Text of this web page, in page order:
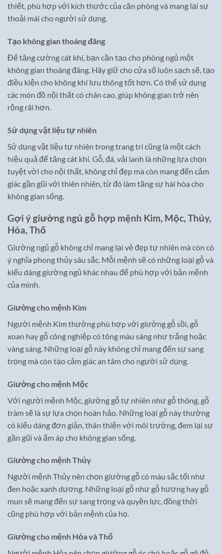
thiết, phù hợp với kích thước của căn phòng và mang lại sự
thoải mái cho người sử dụng.
Tạo không gian thoáng đãng
Để tăng cường cát khí, bạn cần tạo cho phòng ngủ một
không gian thoáng đãng. Hãy giữ cho cửa sổ luôn sạch sẽ, tạo
điều kiện cho không khí lưu thông tốt hơn. Có thể sử dụng
các món đồ nội thất có chân cao, giúp không gian trở nên
rộng rãi hơn.
Sử dụng vật liệu tự nhiên
Sử dụng vật liệu tự nhiên trong trang trí cũng là một cách
hiệu quả để tăng cát khí. Gỗ, đá, vải lanh là những lựa chọn
tuyệt vời cho nội thất, không chỉ đẹp mà còn mang đến cảm
giác gần gũi với thiên nhiên, từ đó làm tăng sự hài hòa cho
không gian sống.
Gợi ý giường ngủ gỗ hợp mệnh Kim, Mộc, Thủy,
Hỏa, Thổ
Giường ngủ gỗ không chỉ mang lại vẻ đẹp tự nhiên mà còn có
ý nghĩa phong thủy sâu sắc. Mỗi mệnh sẽ có những loại gỗ và
kiểu dáng giường ngủ khác nhau để phù hợp với bản mệnh
của mình.
Giường cho mệnh Kim
Người mệnh Kim thường phù hợp với giường gỗ sồi, gỗ
xoan hay gỗ công nghiệp có tông màu sáng như trắng hoặc
vàng sáng. Những loại gỗ này không chỉ mang đến sự sang
trọng mà còn tạo cảm giác an tâm cho người sử dụng.
Giường cho mệnh Mộc
Với người mệnh Mộc, giường gỗ tự nhiên như gỗ thông, gỗ
tràm sẽ là sự lựa chọn hoàn hảo. Những loại gỗ này thường
có kiểu dáng đơn giản, thân thiện với môi trường, đem lại sự
gần gũi và ấm áp cho không gian sống.
Giường cho mệnh Thủy
Người mệnh Thủy nên chọn giường gỗ có màu sắc tối như
đen hoặc xanh dương. Những loại gỗ như gỗ hương hay gỗ
mun sẽ mang đến sự sang trọng và quyền lực, đồng thời
cũng phù hợp với bản mệnh của họ.
Giường cho mệnh Hỏa và Thổ